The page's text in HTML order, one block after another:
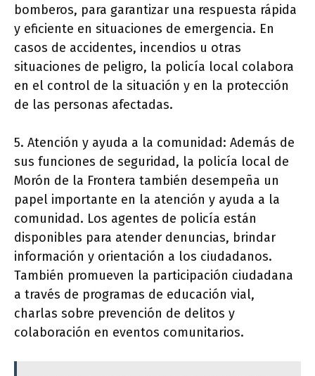
bomberos, para garantizar una respuesta rápida
y eficiente en situaciones de emergencia. En
casos de accidentes, incendios u otras
situaciones de peligro, la policía local colabora
en el control de la situación y en la protección
de las personas afectadas.
5. Atención y ayuda a la comunidad: Además de
sus funciones de seguridad, la policía local de
Morón de la Frontera también desempeña un
papel importante en la atención y ayuda a la
comunidad. Los agentes de policía están
disponibles para atender denuncias, brindar
información y orientación a los ciudadanos.
También promueven la participación ciudadana
a través de programas de educación vial,
charlas sobre prevención de delitos y
colaboración en eventos comunitarios.